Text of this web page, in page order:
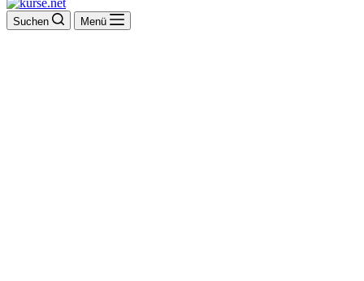
Suchen Menü